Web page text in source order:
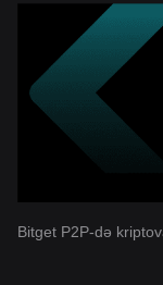
Bitget P2P-də